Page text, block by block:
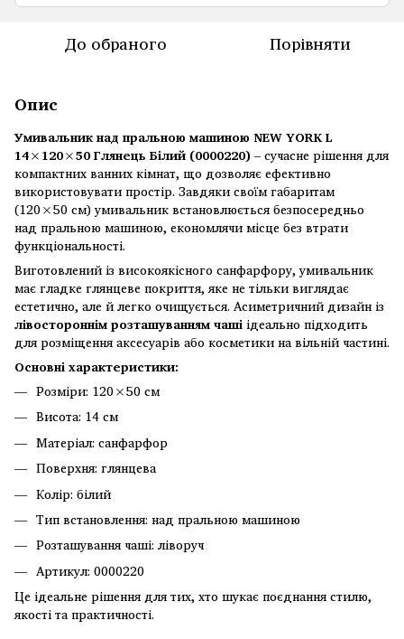
До обраного Порівняти
Опис
Умивальник над пральною машиною NEW YORK L
14×120×50 Глянець Білий (0000220) – сучасне рішення для
компактних ванних кімнат, що дозволяє ефективно
використовувати простір. Завдяки своїм габаритам
(120×50 см) умивальник встановлюється безпосередньо
над пральною машиною, економлячи місце без втрати
функціональності.
Виготовлений із високоякісного санфарфору, умивальник
має гладке глянцеве покриття, яке не тільки виглядає
естетично, але й легко очищується. Асиметричний дизайн із
лівостороннім розташуванням чашіідеально підходить
для розміщення аксесуарів або косметики на вільній частині.
Основні характеристики:
Розміри: 120×50 см
Висота: 14 см
Матеріал: санфарфор
Поверхня: глянцева
Колір: білий
Тип встановлення: над пральною машиною
Розташування чаші: ліворуч
Артикул: 0000220
Це ідеальне рішення для тих, хто шукає поєднання стилю,
якості та практичності.